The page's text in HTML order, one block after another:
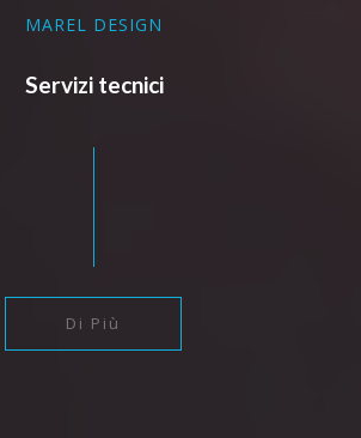
MAREL DESIGN
Servizi tecnici
Di Più